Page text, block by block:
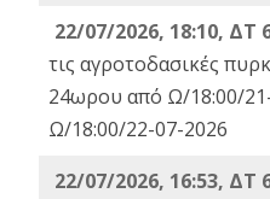
22/07/2026, 18:10, ΔΤ
τις αγροτοδασικές
24ωρου από Ω/18:00/
Ω/18:00/22-07-2026
22/07/2026, 16:53, ΔΤ